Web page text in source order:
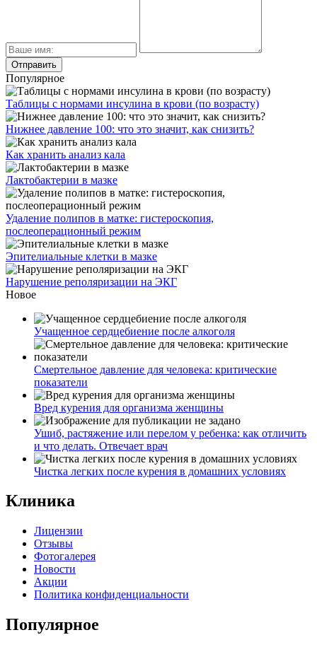
Популярное
Таблицы с нормами инсулина в крови (по возрасту)
Нижнее давление 100: что это значит, как снизить?
Как хранить анализ кала
Лактобактерии в мазке
Удаление полипов в матке: гистероскопия,
послеоперационный режим
Эпителиальные клетки в мазке
Нарушение реполяризации на ЭКГ
Новое
Учащенное сердцебиение после алкоголя
Смертельное давление для человека: критические
показатели
Вред курения для организма женщины
Ушиб, растяжение или перелом у ребенка: как отличить
и что делать. Отвечает врач
Чистка легких после курения в домашних условиях
Клиника
Лицензии
Отзывы
Фотогалерея
Новости
Акции
Политика конфиденциальности
Популярное